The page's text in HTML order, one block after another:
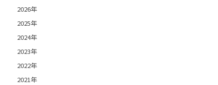
2026年
2025年
2024年
2023年
2022年
2021年